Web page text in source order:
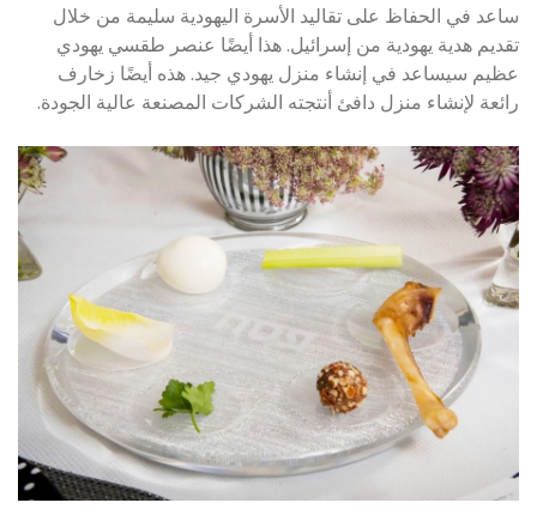
ساعد في الحفاظ على تقاليد الأسرة اليهودية سليمة من خلال
تقديم هدية يهودية من إسرائيل. هذا أيضًا عنصر طقسي يهودي
عظيم سيساعد في إنشاء منزل يهودي جيد. هذه أيضًا زخارف
رائعة لإنشاء منزل دافئ أنتجته الشركات المصنعة عالية الجودة.